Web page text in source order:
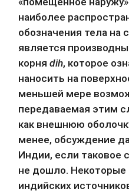
наиболее
обозначения тела на
является
корня dih, которое
наносить на
меньшей мере
передаваемая этим
как внешнюю
менее, обсуждение
Индии, если таковое
не дошло. Некоторые
индийских